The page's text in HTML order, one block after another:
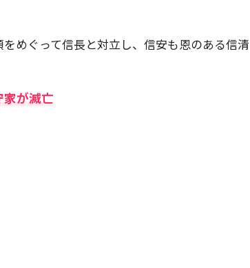
めぐって信長と対立し、信安も恩のある信清
が滅亡